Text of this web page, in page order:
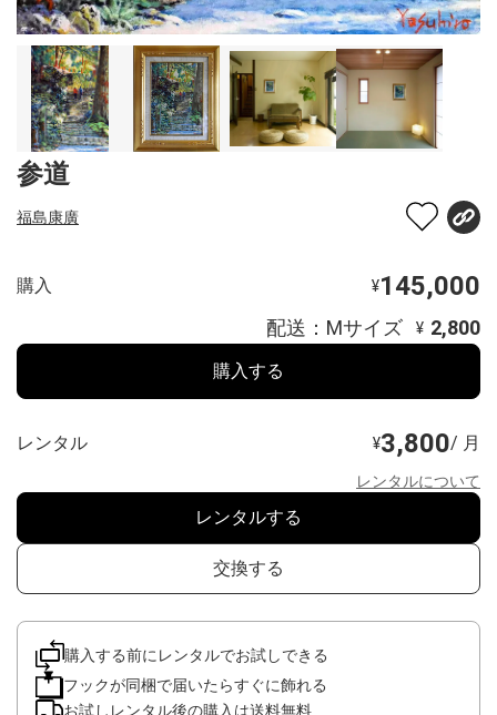
参道
福島康廣
購入 ¥145,000
配送：Mサイズ ¥ 2,800
購入する
レンタル ¥3,800/ 月
レンタルについて
レンタルする
交換する
購入する前にレンタルでお試しできる
フックが同梱で届いたらすぐに飾れる
お試しレンタル後の購入は送料無料